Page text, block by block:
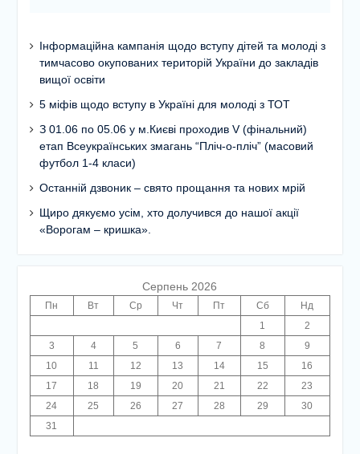
Інформаційна кампанія щодо вступу дітей та молоді з
тимчасово окупованих територій України до закладів
вищої освіти
5 міфів щодо вступу в Україні для молоді з ТОТ
З 01.06 по 05.06 у м.Києві проходив V (фінальний)
етап Всеукраїнських змагань “Пліч-о-пліч” (масовий
футбол 1-4 класи)
Останній дзвоник – свято прощання та нових мрій
Щиро дякуємо усім, хто долучився до нашої акції
«Ворогам – кришка».
Серпень 2026
Пн Вт Ср Чт Пт Сб
Нд
1
2
3
4 5 6 7 8
9
10
11 12 13 14 15
16
17
18 19 20 21 22
23
24
25 26 27 28 29
30
31